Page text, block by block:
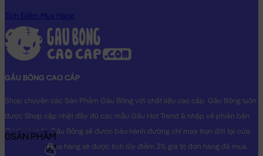
Tích Điểm Mua Hàng
GẤU BÔNG CAO CẤP
Shop chuyên các Sản Phẩm Gấu Bông với chất liệu cao cấp. Gấu Bông luôn
được Shop cập nhật đầy đủ các mẫu Gấu Hot Trend & nhập về phiên bản
Original nhất. Gấu Bông sẽ được bảo hành đường chỉ may trọn đời tại cửa
hàng, Khách mua hàng sẽ được tích lũy điểm 3% giá trị đơn hàng đã mua.
0SẢN PHẨM
0₫